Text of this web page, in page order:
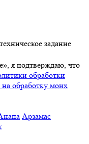
задание
я подтверждаю, что
обработки
на обработку моих
Арзамас